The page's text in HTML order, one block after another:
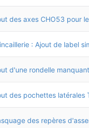
des axes CHO53 pour
: Ajout de label
d'une rondelle